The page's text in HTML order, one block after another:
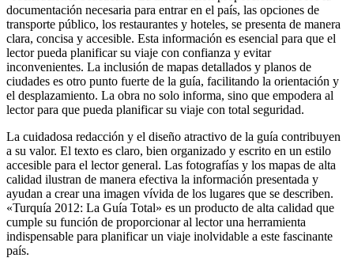
documentación necesaria para entrar en el país, las opciones de
transporte público, los restaurantes y hoteles, se presenta de manera
clara, concisa y accesible. Esta información es esencial para que el
lector pueda planificar su viaje con confianza y evitar
inconvenientes. La inclusión de mapas detallados y planos de
ciudades es otro punto fuerte de la guía, facilitando la orientación y
el desplazamiento. La obra no solo informa, sino que empodera al
lector para que pueda planificar su viaje con total seguridad.
La cuidadosa redacción y el diseño atractivo de la guía contribuyen
a su valor. El texto es claro, bien organizado y escrito en un estilo
accesible para el lector general. Las fotografías y los mapas de alta
calidad ilustran de manera efectiva la información presentada y
ayudan a crear una imagen vívida de los lugares que se describen.
«Turquía 2012: La Guía Total» es un producto de alta calidad que
cumple su función de proporcionar al lector una herramienta
indispensable para planificar un viaje inolvidable a este fascinante
país.